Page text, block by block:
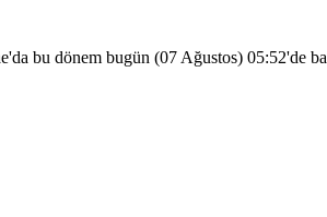
bu dönem bugün (07 Ağustos) 05:52'de